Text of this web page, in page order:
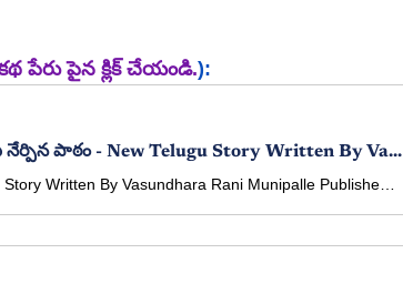
పేరు పైన క్లిక్ చేయండి.):
Otami Nerpina Patam - ఓటమి నేర్పిన పాఠం - New Telugu Story Written By Vasundhara Rani Munipalle
Otami Nerpina Patam - New Telugu Story Written By Vasundhara Rani Munipalle Published in manatelugukathalu.com on 22/02/2026 ఓటమి నేర్పిన పాఠం - తెలుగు కథ రచన: వసుంధర రాణి మునిపల్లె